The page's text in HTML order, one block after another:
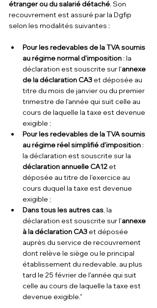
étranger ou du salarié détaché. Son
recouvrement est assuré par la Dgfip
selon les modalités suivantes :
Pour les redevables de la TVA soumis
au régime normal d'imposition : la
déclaration est souscrite sur l'annexe
de la déclaration CA3 et déposée au
titre du mois de janvier ou du premier
trimestre de l'année qui suit celle au
cours de laquelle la taxe est devenue
exigible ;
Pour les redevables de la TVA soumis
au régime réel simplifié d'imposition :
la déclaration est souscrite sur la
déclaration annuelle CA12 et
déposée au titre de l'exercice au
cours duquel la taxe est devenue
exigible ;
Dans tous les autres cas, la
déclaration est souscrite sur l'annexe
à la déclaration CA3 et déposée
auprès du service de recouvrement
dont relève le siège ou le principal
établissement du redevable, au plus
tard le 25 février de l'année qui suit
celle au cours de laquelle la taxe est
devenue exigible."